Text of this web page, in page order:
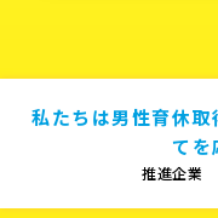
私たちは男性育休
てを
推進企業